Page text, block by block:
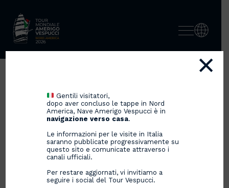
GRAN FINALE PER IL TOUR
MONDIALE AMERIGO
VESPUCCI 23-25
Gentili visitatori,
dopo aver concluso le tappe in Nord
America, Nave Amerigo Vespucci è in
navigazione verso casa.
Le informazioni per le visite in Italia
saranno pubblicate progressivamente su
questo sito e comunicate attraverso i
canali ufficiali.
Per restare aggiornati, vi invitiamo a
seguire i social del Tour Vespucci.
×